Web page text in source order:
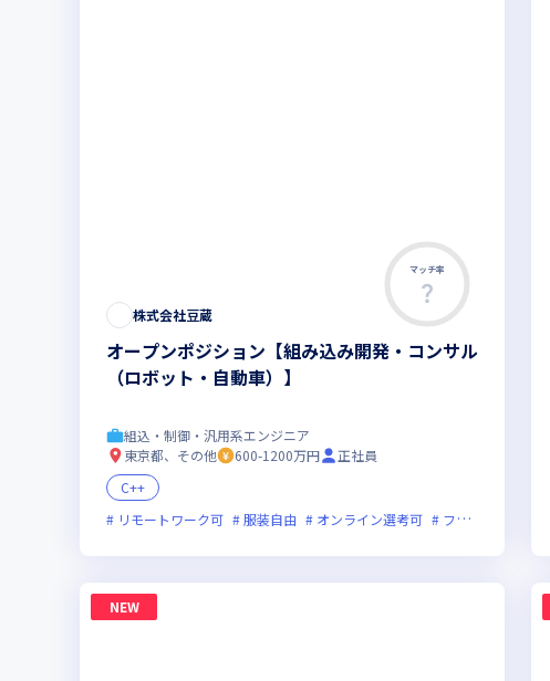
マッチ率
株式会社豆蔵
オープンポジション【組み込み開発・コンサル
（ロボット・自動車）】
組込・制御・汎用系エンジニア
東京都、その他
600-1200万円
正社員
C++
リモートワーク可
服装自由 オンライン選考可 フレックス制度あり
NEW